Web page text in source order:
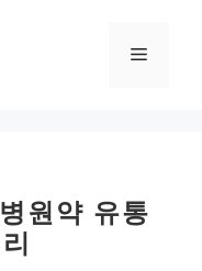
메
원약 유통